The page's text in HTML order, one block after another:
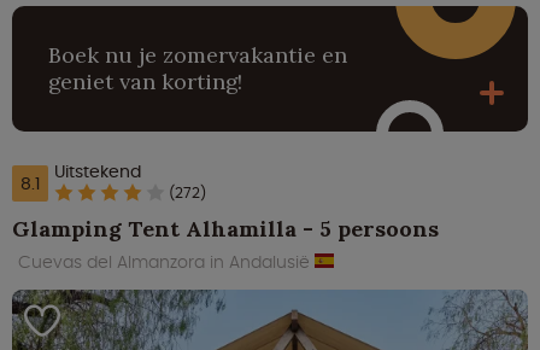
Boek nu je zomervakantie en
geniet van korting!
8.1 Uitstekend
(272)
Glamping Tent Alhamilla - 5 persoons
Cuevas del Almanzora in Andalusië